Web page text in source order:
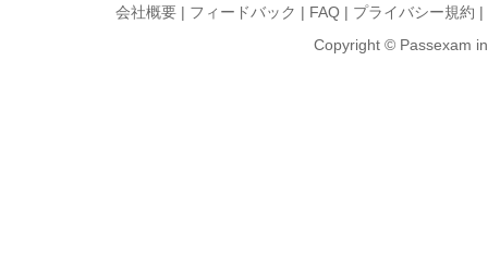
会社概要 | フィードバック | FAQ | プライバシー規約 |
Copyright © Passexam